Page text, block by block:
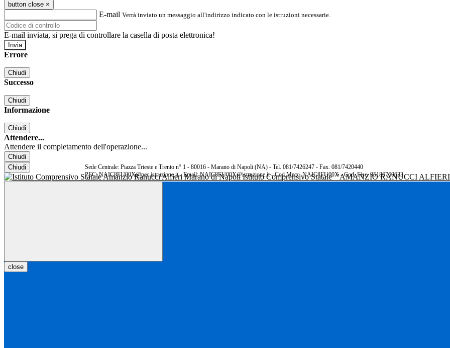
button close ×
E-mail Verrà inviato un messaggio all'indirizzo indicato con le istruzioni necessarie.
E-mail inviata, si prega di controllare la casella di posta elettronica!
Errore
Chiudi
Successo
Chiudi
Informazione
Chiudi
Attendere...
Attendere il completamento dell'operazione...
Chiudi
Chiudi
Istituto Comprensivo Statale "AMANZIO RANUCCI
Sede Centrale: Piazza Trieste e Trento n° 1 - 80016 - Marano di Napoli (NA) - Tel. 081/7426247 - Fax. 081/7420440
PEC: NAIC8FU00X@pec.istruzione.it - Email: NAIC8FU00X@istruzione.it - Cod.Mecc. NAIC8FU00X - Cod. Fisc. 95186760633
close